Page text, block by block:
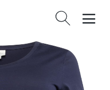
Vyhledávání
/Móda pro plnoštíhlé/Tričko